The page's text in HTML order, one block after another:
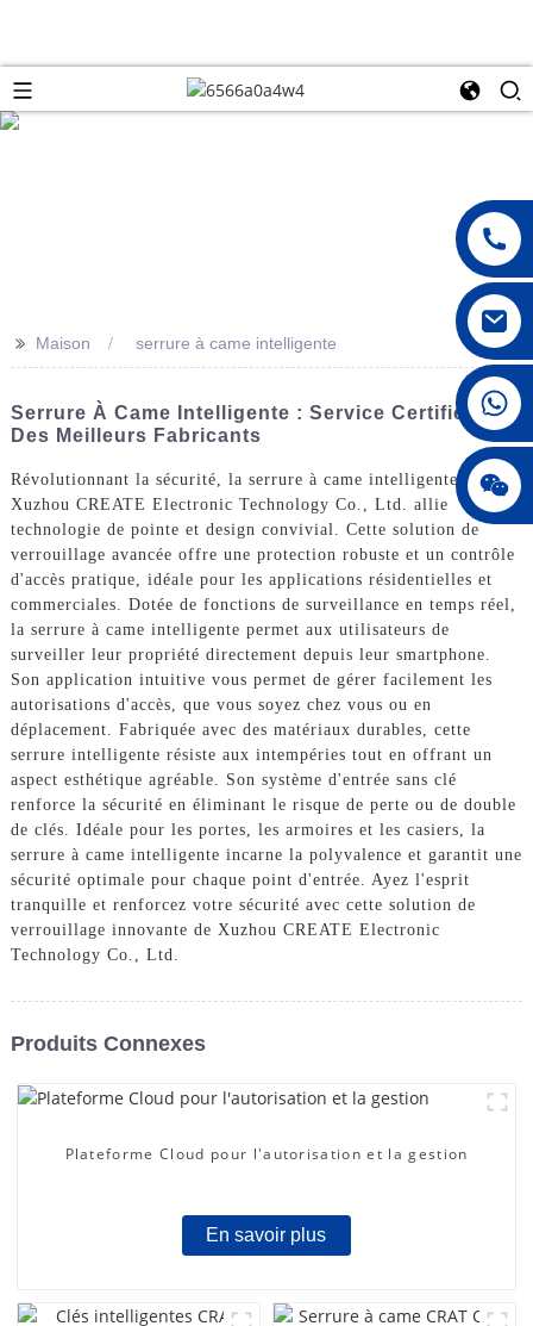
jenny010678
>> Maison serrure à came intelligente
Serrure À Came Intelligente : Service Certifié CE
Des Meilleurs Fabricants
Révolutionnant la sécurité, la serrure à came intelligente de
Xuzhou CREATE Electronic Technology Co., Ltd. allie
technologie de pointe et design convivial. Cette solution de
verrouillage avancée offre une protection robuste et un contrôle
d'accès pratique, idéale pour les applications résidentielles et
commerciales. Dotée de fonctions de surveillance en temps réel,
la serrure à came intelligente permet aux utilisateurs de
surveiller leur propriété directement depuis leur smartphone.
Son application intuitive vous permet de gérer facilement les
autorisations d'accès, que vous soyez chez vous ou en
déplacement. Fabriquée avec des matériaux durables, cette
serrure intelligente résiste aux intempéries tout en offrant un
aspect esthétique agréable. Son système d'entrée sans clé
renforce la sécurité en éliminant le risque de perte ou de double
de clés. Idéale pour les portes, les armoires et les casiers, la
serrure à came intelligente incarne la polyvalence et garantit une
sécurité optimale pour chaque point d'entrée. Ayez l'esprit
tranquille et renforcez votre sécurité avec cette solution de
verrouillage innovante de Xuzhou CREATE Electronic
Technology Co., Ltd.
Produits Connexes
Plateforme Cloud pour l'autorisation et la gestion
En savoir plus